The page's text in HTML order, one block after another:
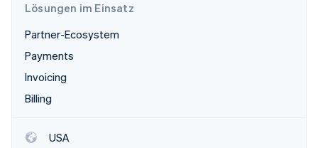
Jetzt ansehen
Lösungen im Einsatz
Partner-Ecosystem
Payments
Invoicing
Billing
USA